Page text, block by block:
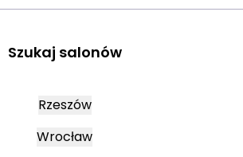
Szukaj salonów
Rzeszów
Wrocław